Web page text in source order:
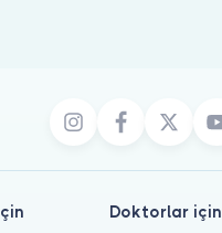
Doktorlar için